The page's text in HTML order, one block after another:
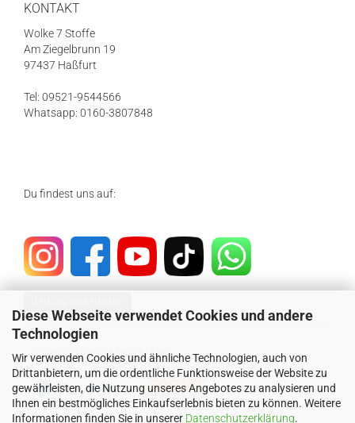
Diese Webseite verwendet Cookies und andere
Technologien
Wir verwenden Cookies und ähnliche Technologien, auch von
Drittanbietern, um die ordentliche Funktionsweise der Website zu
gewährleisten, die Nutzung unseres Angebotes zu analysieren und
Ihnen ein bestmögliches Einkaufserlebnis bieten zu können. Weitere
Informationen finden Sie in unserer Datenschutzerklärung.
KONTAKT
Wolke 7 Stoffe
Am Ziegelbrunn 19
97437 Haßfurt
Tel: 09521-9544566
Whatsapp: 0160-3807848
Du findest uns auf:
SICHER EINKAUFEN MIT